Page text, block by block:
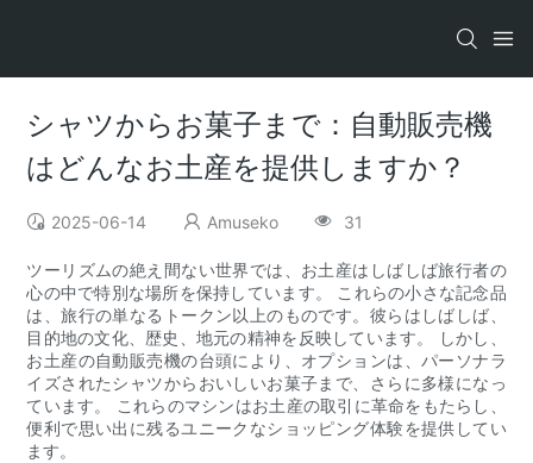
シャツからお菓子まで：自動販売機
はどんなお土産を提供しますか？
2025-06-14 Amuseko 31
ツーリズムの絶え間ない世界では、お土産はしばしば旅行者の
心の中で特別な場所を保持しています。 これらの小さな記念品
は、旅行の単なるトークン以上のものです。彼らはしばしば、
目的地の文化、歴史、地元の精神を反映しています。 しかし、
お土産の自動販売機の台頭により、オプションは、パーソナラ
イズされたシャツからおいしいお菓子まで、さらに多様になっ
ています。 これらのマシンはお土産の取引に革命をもたらし、
便利で思い出に残るユニークなショッピング体験を提供してい
ます。